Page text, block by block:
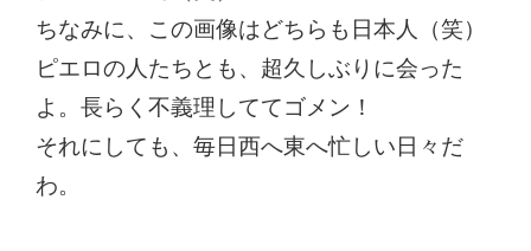
ちなみに、この画像はどちらも日本人（笑）
ピエロの人たちとも、超久しぶりに会った
よ。長らく不義理しててゴメン！
それにしても、毎日西へ東へ忙しい日々だ
わ。